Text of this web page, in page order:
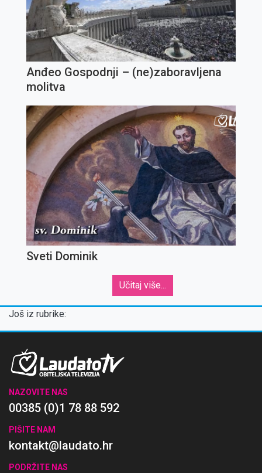
Anđeo Gospodnji – (ne)zaboravljena
molitva
Sveti Dominik
Učitaj više...
Još iz rubrike:
NAZOVITE NAS
00385 (0)1 78 88 592
PIŠITE NAM
kontakt@laudato.hr
PODRŽITE NAS